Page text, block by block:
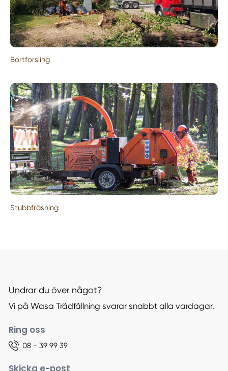
Bortforsling
Stubbfräsning
Undrar du över något?
Vi på Wasa Trädfällning svarar snabbt alla vardagar.
Ring oss
08 - 39 99 39
Skicka e-post